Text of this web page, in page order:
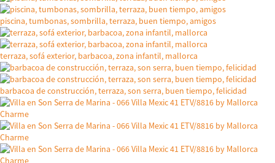
piscina, tumbonas, sombrilla, terraza, buen tiempo, amigos
terraza, sofá exterior, barbacoa, zona infantil, mallorca
barbacoa de construcción, terraza, son serra, buen tiempo, felicidad